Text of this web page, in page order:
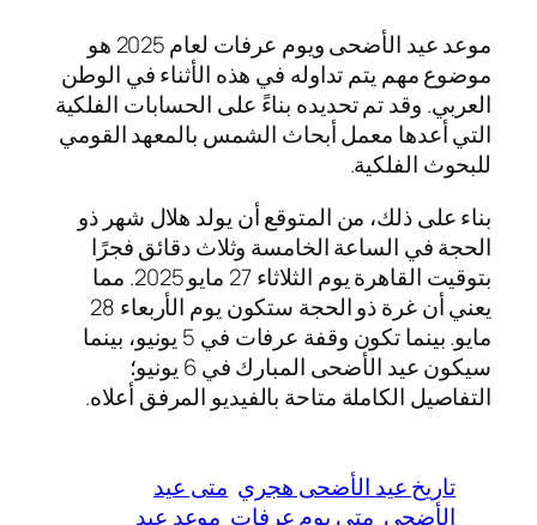
موعد عيد الأضحى ويوم عرفات لعام 2025 هو
موضوع مهم يتم تداوله في هذه الأثناء في الوطن
العربي. وقد تم تحديده بناءً على الحسابات الفلكية
التي أعدها معمل أبحاث الشمس بالمعهد القومي
للبحوث الفلكية.
بناء على ذلك، من المتوقع أن يولد هلال شهر ذو
الحجة في الساعة الخامسة وثلاث دقائق فجرًا
بتوقيت القاهرة يوم الثلاثاء 27 مايو 2025. مما
يعني أن غرة ذو الحجة ستكون يوم الأربعاء 28
مايو. بينما تكون وقفة عرفات في 5 يونيو، بينما
سيكون عيد الأضحى المبارك في 6 يونيو؛
التفاصيل الكاملة متاحة بالفيديو المرفق أعلاه.
تاريخ عيد الأضحى هجري متى عيد
الأضحى متى يوم عرفات موعد عيد